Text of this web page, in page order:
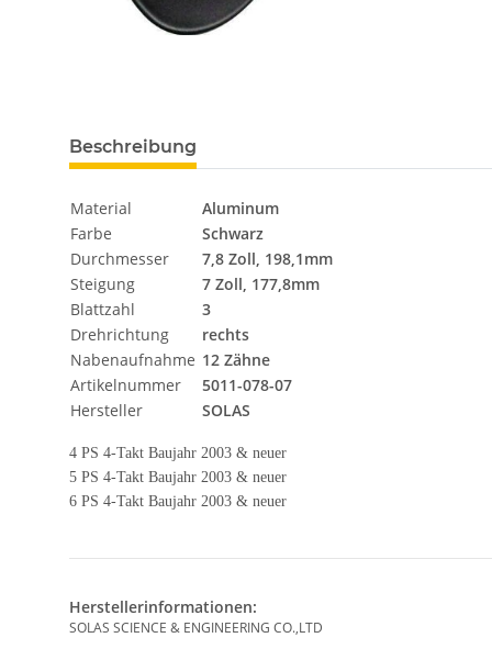
Beschreibung
Material
Aluminum
Farbe
Schwarz
Durchmesser
7,8 Zoll, 198,1mm
Steigung
7 Zoll, 177,8mm
Blattzahl
3
Drehrichtung
rechts
Nabenaufnahme 12 Zähne
Artikelnummer
5011-078-07
Hersteller
SOLAS
4 PS 4-Takt Baujahr 2003 & neuer
5 PS 4-Takt Baujahr 2003 & neuer
6 PS 4-Takt Baujahr 2003 & neuer
Herstellerinformationen:
SOLAS SCIENCE & ENGINEERING CO.,LTD